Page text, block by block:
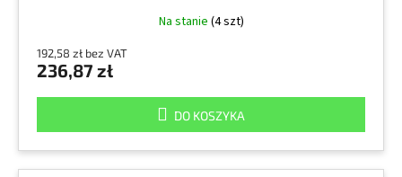
Na stanie (4 szt)
192,58 zł bez VAT
236,87 zł
DO KOSZYKA